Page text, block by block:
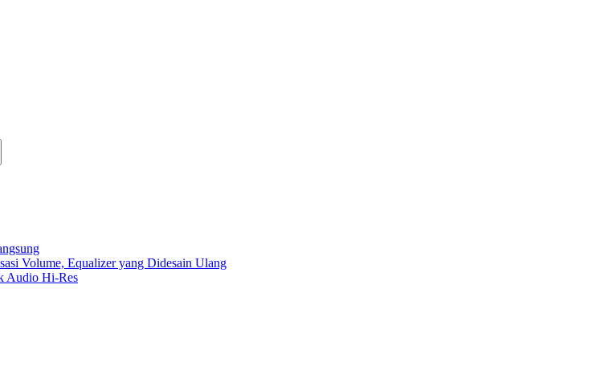
Volume, Equalizer yang Didesain Ulang
Audio Hi-Res